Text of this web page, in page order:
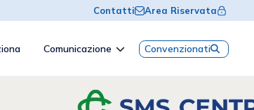
Contatti Area Riservata
Comunicazione Convenzionati